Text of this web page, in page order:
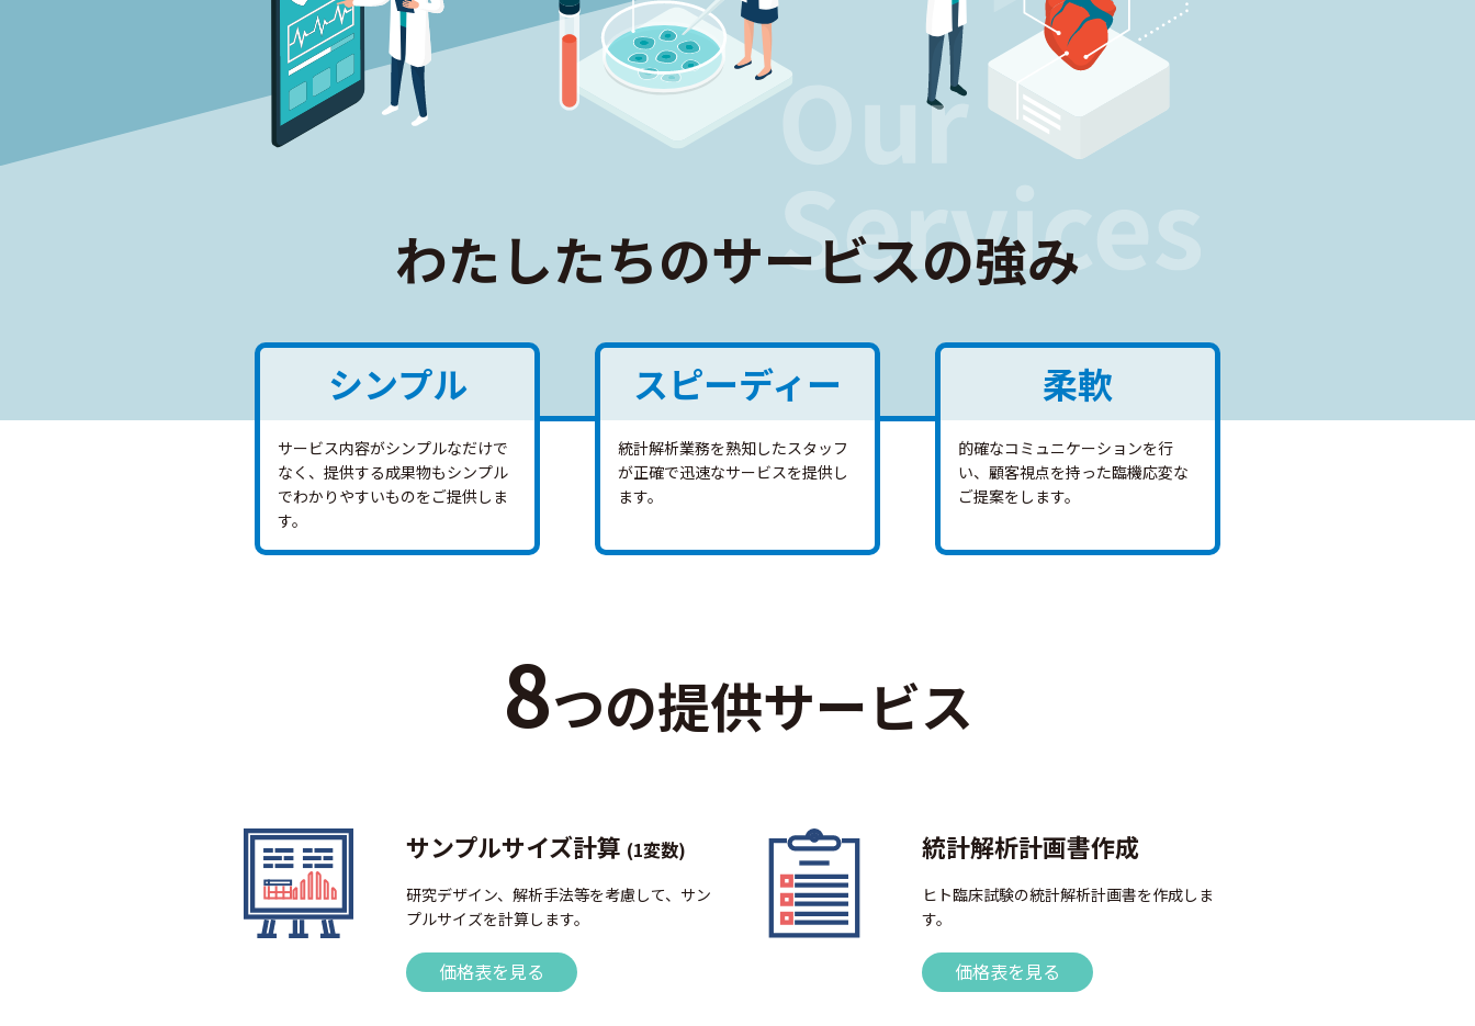
わたしたちのサービスの強み
シンプル
サービス内容がシンプルなだけで
なく、提供する成果物もシンプル
でわかりやすいものをご提供しま
す。
スピーディー
統計解析業務を熟知したスタッフ
が正確で迅速なサービスを提供し
ます。
柔軟
的確なコミュニケーションを行
い、顧客視点を持った臨機応変な
ご提案をします。
8つの提供サービス
サンプルサイズ計算 (1変数)
研究デザイン、解析手法等を考慮して、サン
プルサイズを計算します。
価格表を見る
統計解析計画書作成
ヒト臨床試験の統計解析計画書を作成しま
す。
価格表を見る